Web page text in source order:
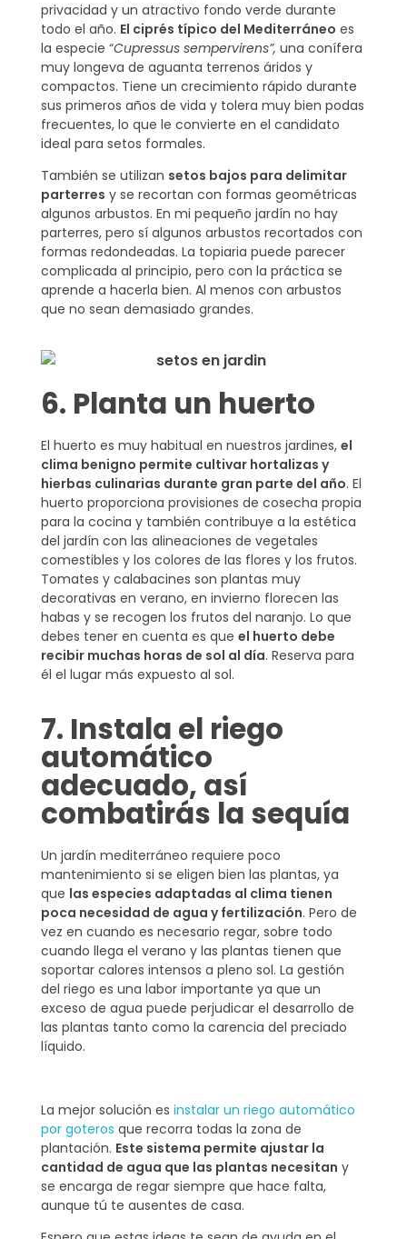
privacidad y un atractivo fondo verde durante
todo el año. El ciprés típico del Mediterráneo es
la especie “Cupressus sempervirens”, una conífera
muy longeva de aguanta terrenos áridos y
compactos. Tiene un crecimiento rápido durante
sus primeros años de vida y tolera muy bien podas
frecuentes, lo que le convierte en el candidato
ideal para setos formales.
También se utilizan setos bajos para delimitar
parterres y se recortan con formas geométricas
algunos arbustos. En mi pequeño jardín no hay
parterres, pero sí algunos arbustos recortados con
formas redondeadas. La topiaria puede parecer
complicada al principio, pero con la práctica se
aprende a hacerla bien. Al menos con arbustos
que no sean demasiado grandes.
6. Planta un huerto
El huerto es muy habitual en nuestros jardines, el
clima benigno permite cultivar hortalizas y
hierbas culinarias durante gran parte del año. El
huerto proporciona provisiones de cosecha propia
para la cocina y también contribuye a la estética
del jardín con las alineaciones de vegetales
comestibles y los colores de las flores y los frutos.
Tomates y calabacines son plantas muy
decorativas en verano, en invierno florecen las
habas y se recogen los frutos del naranjo. Lo que
debes tener en cuenta es que el huerto debe
recibir muchas horas de sol al día. Reserva para
él el lugar más expuesto al sol.
7. Instala el riego
automático
adecuado, así
combatirás la sequía
Un jardín mediterráneo requiere poco
mantenimiento si se eligen bien las plantas, ya
que las especies adaptadas al clima tienen
poca necesidad de agua y fertilización. Pero de
vez en cuando es necesario regar, sobre todo
cuando llega el verano y las plantas tienen que
soportar calores intensos a pleno sol. La gestión
del riego es una labor importante ya que un
exceso de agua puede perjudicar el desarrollo de
las plantas tanto como la carencia del preciado
líquido.
La mejor solución es instalar un riego automático
por goteros que recorra todas la zona de
plantación. Este sistema permite ajustar la
cantidad de agua que las plantas necesitan y
se encarga de regar siempre que hace falta,
aunque tú te ausentes de casa.